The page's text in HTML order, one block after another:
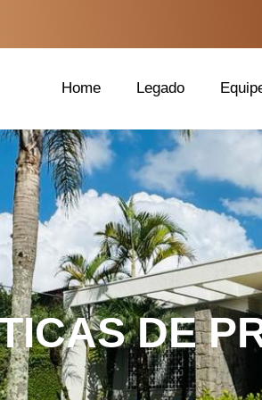
Home Legado
DE